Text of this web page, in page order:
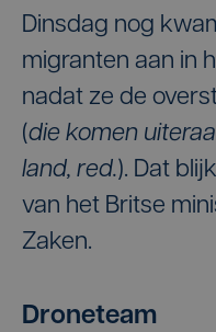
Dinsdag nog
migranten aan in
nadat ze de
(die komen
land, red.). Dat
van het Britse
Zaken.
Droneteam